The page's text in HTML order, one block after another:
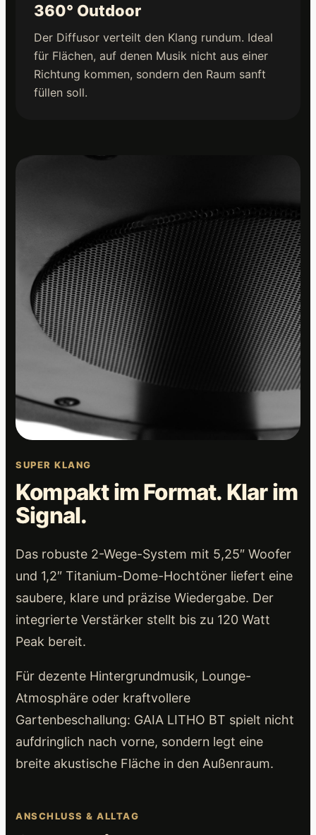
360° Outdoor
Der Diffusor verteilt den Klang rundum. Ideal
für Flächen, auf denen Musik nicht aus einer
Richtung kommen, sondern den Raum sanft
füllen soll.
SUPER KLANG
Kompakt im Format. Klar im
Signal.
Das robuste 2-Wege-System mit 5,25″ Woofer
und 1,2″ Titanium-Dome-Hochtöner liefert eine
saubere, klare und präzise Wiedergabe. Der
integrierte Verstärker stellt bis zu 120 Watt
Peak bereit.
Für dezente Hintergrundmusik, Lounge-
Atmosphäre oder kraftvollere
Gartenbeschallung: GAIA LITHO BT spielt nicht
aufdringlich nach vorne, sondern legt eine
breite akustische Fläche in den Außenraum.
ANSCHLUSS & ALLTAG